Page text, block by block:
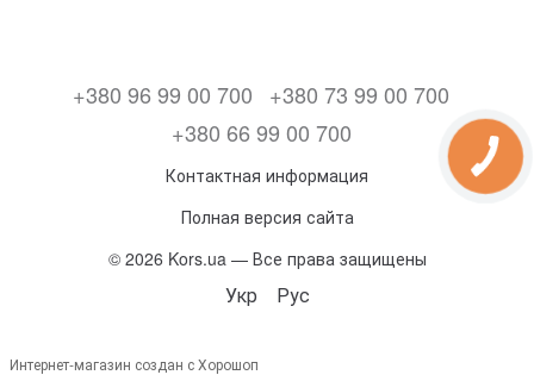
+380 96 99 00 700
+380 73 99 00 700
+380 66 99 00 700
Контактная информация
Полная версия сайта
© 2026 Kors.ua — Все права защищены
Укр Рус
Интернет-магазин создан с Хорошоп